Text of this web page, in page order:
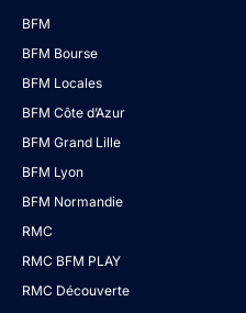
BFM
BFM Bourse
BFM Locales
BFM Côte d’Azur
BFM Grand Lille
BFM Lyon
BFM Normandie
RMC
RMC BFM PLAY
RMC Découverte